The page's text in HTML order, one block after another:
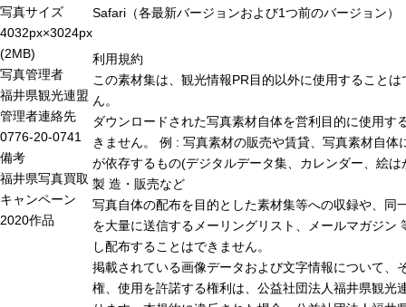
写真サイズ
4032px×3024px
(2MB)
写真管理者
福井県観光連盟
管理者連絡先
0776-20-0741
備考
福井県写真買取
キャンペーン
2020作品
Safari（各最新バージョンおよび1つ前のバージョン）
利用規約
この素材集は、観光情報PR目的以外に使用することは
ん。
ダウンロードされた写真素材自体を営利目的に使用す
きません。 例 : 写真素材の販売や賃貸、写真素材自体
が依存するもの(デジタルデータ集、カレンダー、絵は
製 造・販売など
写真自体の配布を目的とした素材集等への収録や、同
を大量に送信するメーリングリスト、メールマガジン
し配布することはできません。
掲載されている画像データおよび文字情報について、
権、使用を許諾する権利は、公益社団法人福井県観光